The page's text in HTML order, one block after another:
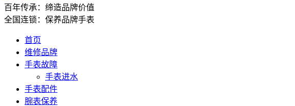
百年传承：缔造品牌价值
全国连锁：保养品牌手表
首页
维修品牌
手表故障
手表进水
手表配件
腕表保养